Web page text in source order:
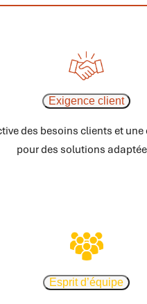
Exigence client
des besoins clients et
pour des solutions
Esprit d’équipe